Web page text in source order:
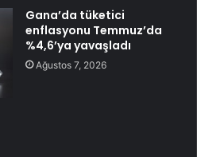
Gana’da tüketici
enflasyonu Temmuz’da
%4,6’ya yavaşladı
Ağustos 7, 2026